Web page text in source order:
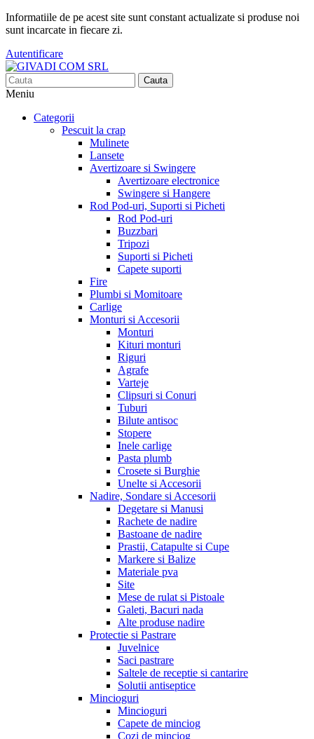
Informatiile de pe acest site sunt constant actualizate si produse noi
sunt incarcate in fiecare zi.
Autentificare
Cauta
Meniu
Categorii
Pescuit la crap
Mulinete
Lansete
Avertizoare si Swingere
Avertizoare electronice
Swingere si Hangere
Rod Pod-uri, Suporti si Picheti
Rod Pod-uri
Buzzbari
Tripozi
Suporti si Picheti
Capete suporti
Fire
Plumbi si Momitoare
Carlige
Monturi si Accesorii
Monturi
Kituri monturi
Riguri
Agrafe
Varteje
Clipsuri si Conuri
Tuburi
Bilute antisoc
Stopere
Inele carlige
Pasta plumb
Crosete si Burghie
Unelte si Accesorii
Nadire, Sondare si Accesorii
Degetare si Manusi
Rachete de nadire
Bastoane de nadire
Prastii, Catapulte si Cupe
Markere si Balize
Materiale pva
Site
Mese de rulat si Pistoale
Galeti, Bacuri nada
Alte produse nadire
Protectie si Pastrare
Juvelnice
Saci pastrare
Saltele de receptie si cantarire
Solutii antiseptice
Mincioguri
Mincioguri
Capete de minciog
Cozi de minciog